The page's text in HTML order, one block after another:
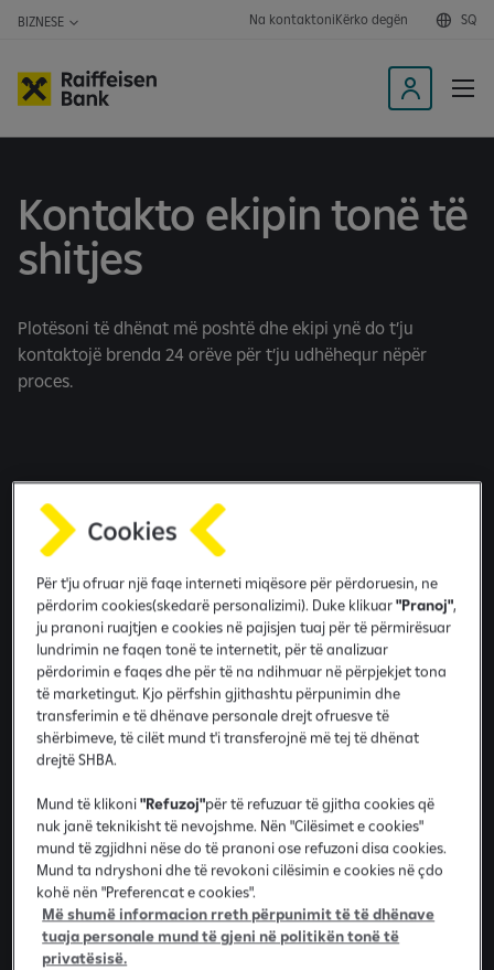
BIZNESE Na kontaktoniKërko degën SQ
K
n
ë
i
k
m
o
b
l
a
a
r
Kontakto ekipin tonë të
shitjes
Plotësoni të dhënat më poshtë dhe ekipi ynë do t’ju
kontaktojë brenda 24 orëve për t’ju udhëhequr nëpër
proces.
Informacioni i shënuar me * është i nevojshëm.
Emri
Për t'ju ofruar një faqe interneti miqësore për përdoruesin, ne
përdorim cookies(skedarë personalizimi). Duke klikuar"Pranoj",
ju pranoni ruajtjen e cookies në pajisjen tuaj për të përmirësuar
lundrimin ne faqen tonë te internetit, për të analizuar
përdorimin e faqes dhe për të na ndihmuar në përpjekjet tona
të marketingut. Kjo përfshin gjithashtu përpunimin dhe
transferimin e të dhënave personale drejt ofruesve të
shërbimeve, të cilët mund t'i transferojnë më tej të dhënat
drejtë SHBA.
Mund të klikoni"Refuzoj"për të refuzuar të gjitha cookies që
nuk janë teknikisht të nevojshme. Nën "Cilësimet e cookies"
mund të zgjidhni nëse do të pranoni ose refuzoni disa cookies.
Mund ta ndryshoni dhe të revokoni cilësimin e cookies në çdo
kohë nën "Preferencat e cookies".
Më shumë informacion rreth përpunimit të të dhënave
tuaja personale mund të gjeni në politikën tonë të
privatësisë.